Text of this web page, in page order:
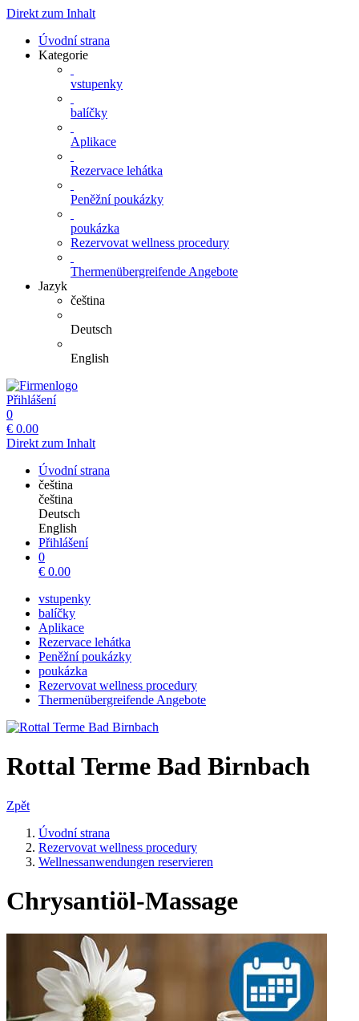
Direkt zum Inhalt
Úvodní strana
Kategorie
vstupenky
balíčky
Aplikace
Rezervace lehátka
Peněžní poukázky
poukázka
Rezervovat wellness procedury
Thermenübergreifende Angebote
Jazyk
čeština
Deutsch
English
Přihlášení
0
€ 0.00
Direkt zum Inhalt
Úvodní strana
čeština
čeština
Deutsch
English
Přihlášení
0
€ 0.00
vstupenky
balíčky
Aplikace
Rezervace lehátka
Peněžní poukázky
poukázka
Rezervovat wellness procedury
Thermenübergreifende Angebote
Rottal Terme Bad Birnbach
Zpět
Úvodní strana
Rezervovat wellness procedury
Wellnessanwendungen reservieren
Chrysantiöl-Massage